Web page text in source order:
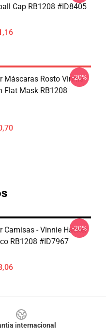
Cap RB1208 #ID8405
Máscaras Rosto Vinnie
Flat Mask RB1208
-20%
Camisas - Vinnie Hacker
RB1208 #ID7967
-20%
internacional